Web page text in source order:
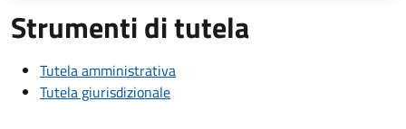
Strumenti di tutela
Tutela amministrativa
Tutela giurisdizionale